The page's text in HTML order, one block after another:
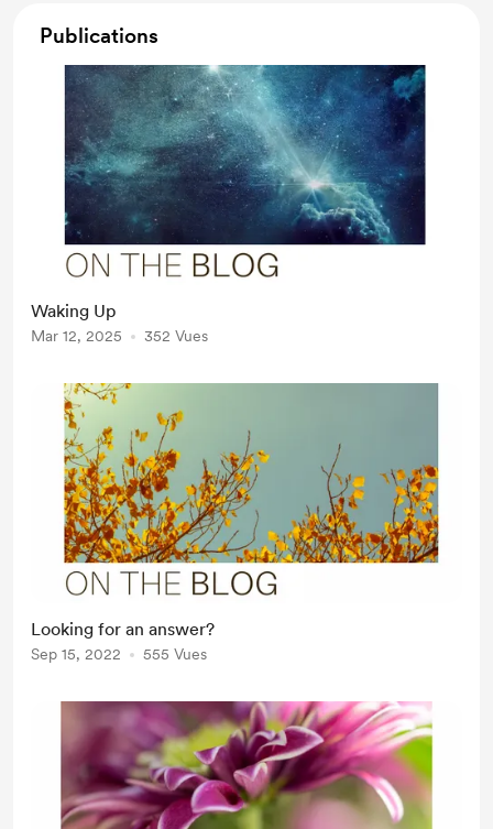
Publications
Waking Up
Mar 12, 2025 352 Vues
Looking for an answer?
Sep 15, 2022 555 Vues